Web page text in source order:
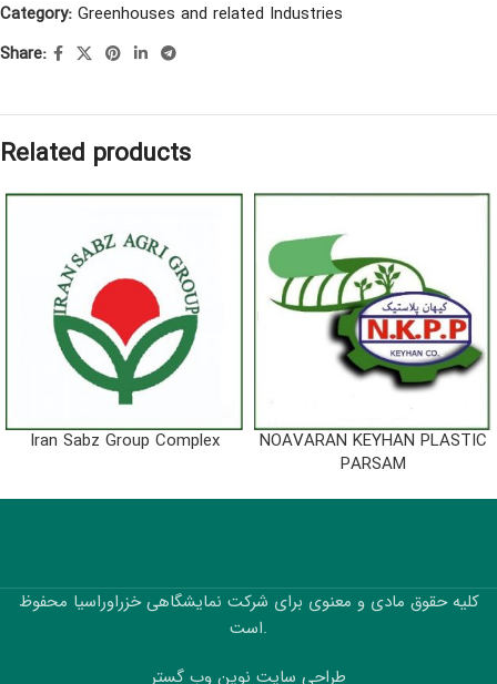
Category: Greenhouses and related Industries
Share:
Related products
Iran Sabz Group Complex
NOAVARAN KEYHAN PLASTIC
PARSAM
کلیه حقوق مادی و معنوی برای شرکت نمایشگاهی خزراوراسیا محفوظ
است.
طراحی سایت نوین وب گستر